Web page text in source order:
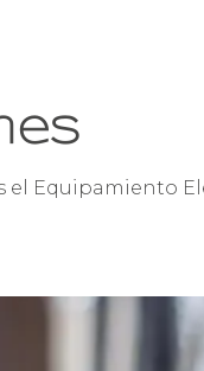
el Equipamiento